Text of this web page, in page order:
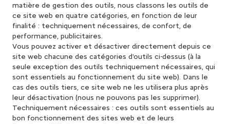
matière de gestion des outils, nous classons les outils de
ce site web en quatre catégories, en fonction de leur
finalité : techniquement nécessaires, de confort, de
performance, publicitaires.
Vous pouvez activer et désactiver directement depuis ce
site web chacune des catégories d'outils ci-dessus (à la
seule exception des outils techniquement nécessaires, qui
sont essentiels au fonctionnement du site web). Dans le
cas des outils tiers, ce site web ne les utilisera plus après
leur désactivation (nous ne pouvons pas les supprimer).
Techniquement nécessaires : ces outils sont essentiels au
bon fonctionnement des sites web et de leurs